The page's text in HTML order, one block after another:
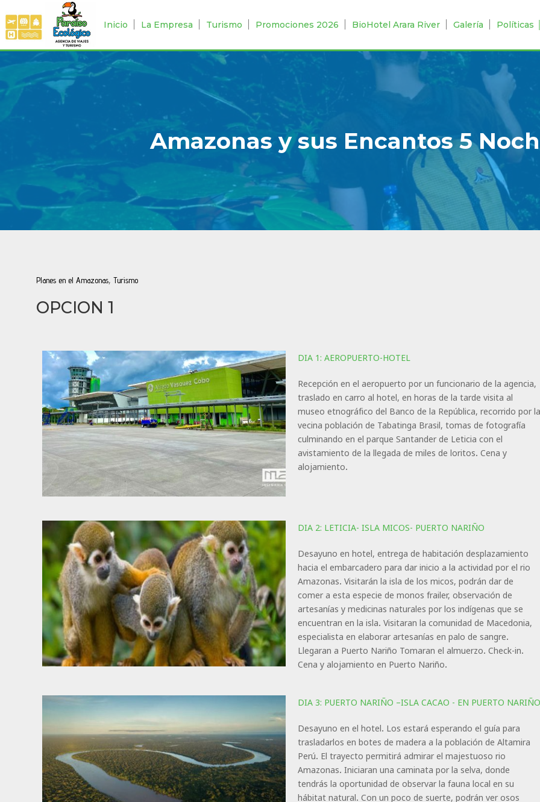
Inicio La Empresa Turismo Promociones 2026 BioHotel Arara River Galería Políticas
Amazonas y sus Encantos 5
Planes en el Amazonas, Turismo
OPCION 1
DIA 1: AEROPUERTO-HOTEL
Recepción en el aeropuerto por un funcionario de la agencia,
traslado en carro al hotel, en horas de la tarde visita al
museo etnográfico del Banco de la República, recorrido por la
vecina población de Tabatinga Brasil, tomas de fotografía
culminando en el parque Santander de Leticia con el
avistamiento de la llegada de miles de loritos. Cena y
alojamiento.
DIA 2: LETICIA- ISLA MICOS- PUERTO NARIÑO
Desayuno en hotel, entrega de habitación desplazamiento
hacia el embarcadero para dar inicio a la actividad por el rio
Amazonas. Visitarán la isla de los micos, podrán dar de
comer a esta especie de monos frailer, observación de
artesanías y medicinas naturales por los indígenas que se
encuentran en la isla. Visitaran la comunidad de Macedonia,
especialista en elaborar artesanías en palo de sangre.
Llegaran a Puerto Nariño Tomaran el almuerzo. Check-in.
Cena y alojamiento en Puerto Nariño.
DIA 3: PUERTO NARIÑO –ISLA CACAO - EN PUERTO NARIÑO
Desayuno en el hotel. Los estará esperando el guía para
trasladarlos en botes de madera a la población de Altamira
Perú. El trayecto permitirá admirar el majestuoso rio
Amazonas. Iniciaran una caminata por la selva, donde
tendrás la oportunidad de observar la fauna local en su
hábitat natural. Con un poco de suerte, podrán ver osos